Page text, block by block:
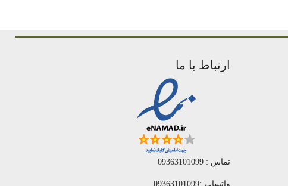
ارتباط با ما
تماس : 09363101099
واتساپ :09363101099